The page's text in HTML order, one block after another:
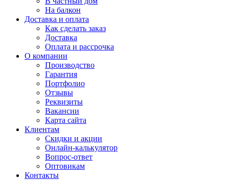
На балкон
Доставка и оплата
Как сделать заказ
Доставка
Оплата и рассрочка
О компании
Производство
Гарантия
Портфолио
Отзывы
Реквизиты
Вакансии
Карта сайта
Клиентам
Скидки и акции
Онлайн-калькулятор
Вопрос-ответ
Оптовикам
Контакты